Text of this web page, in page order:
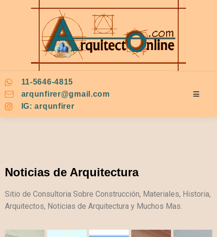
11-5646-4815
arqunfirer@gmail.com
IG: arqunfirer
Noticias de Arquitectura
Sitio de Consultoria Sobre Construcción, Materiales, Historia,
Arquitectos, Noticias de Arquitectura y Muchos Mas.